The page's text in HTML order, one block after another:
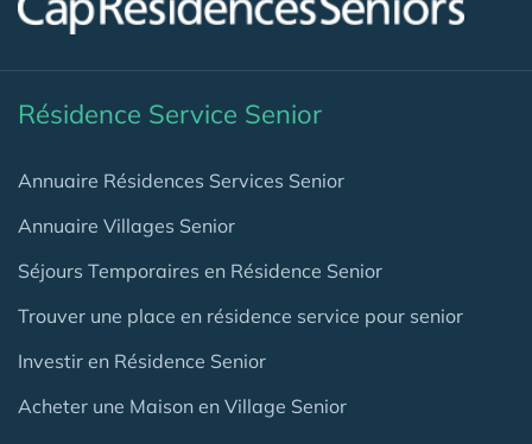
Résidence Service Senior
Annuaire Résidences Services Senior
Annuaire Villages Senior
Séjours Temporaires en Résidence Senior
Trouver une place en résidence service pour senior
Investir en Résidence Senior
Acheter une Maison en Village Senior